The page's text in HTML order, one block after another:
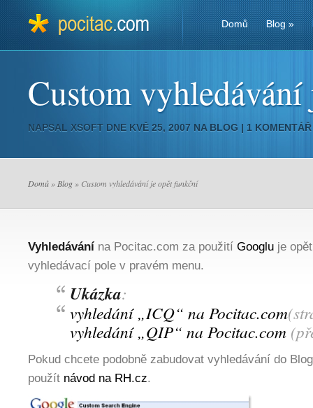
Domů Blog»
Custom
NAPSAL XSOFT DNE KVĚ 25, 2007 NA BLOG | 1 KOMENTÁŘ
Domů » Blog » Custom vyhledávání je opět funkční
Vyhledávání na Pocitac.com za použití Googlu je
vyhledávací pole v pravém menu.
Ukázka:
vyhledání „ICQ“ na Pocitac.com
vyhledání „QIP“ na Pocitac.com
Pokud chcete podobně zabudovat vyhledávání do
použít návod na RH.cz.